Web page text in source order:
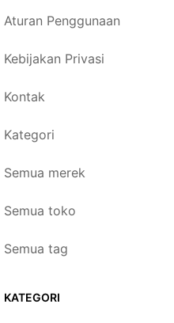
Aturan Penggunaan
Kebijakan Privasi
Kontak
Kategori
Semua merek
Semua toko
Semua tag
KATEGORI